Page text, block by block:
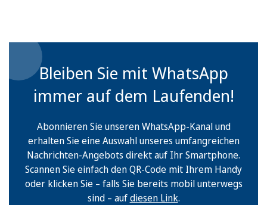
Bleiben Sie mit WhatsApp
immer auf dem Laufenden!
Abonnieren Sie unseren WhatsApp-Kanal und
erhalten Sie eine Auswahl unseres umfangreichen
Nachrichten-Angebots direkt auf Ihr Smartphone.
Scannen Sie einfach den QR-Code mit Ihrem Handy
oder klicken Sie – falls Sie bereits mobil unterwegs
sind – aufdiesen Link.